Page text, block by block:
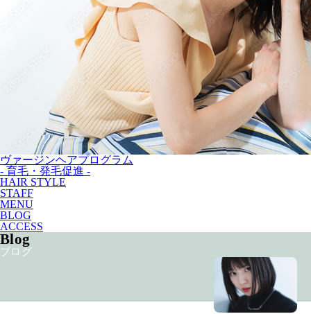
ヴァージンヘアプログラム
- 育毛・発毛促進 -
HAIR STYLE
STAFF
MENU
BLOG
ACCESS
Blog
ブログ